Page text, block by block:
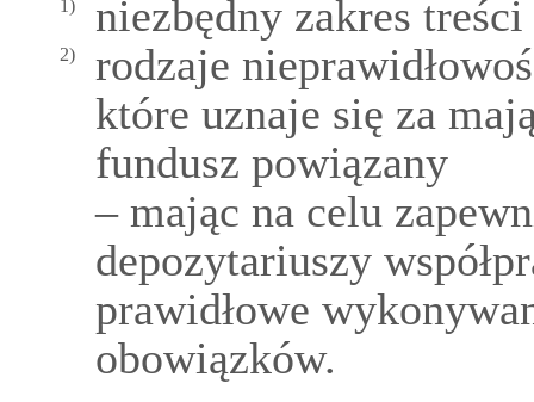
1) niezbędny zakres
2)
rodzaje
które uznaje się za
fundusz powiązany
– mając na celu
depozytariuszy
prawidłowe
obowiązków.